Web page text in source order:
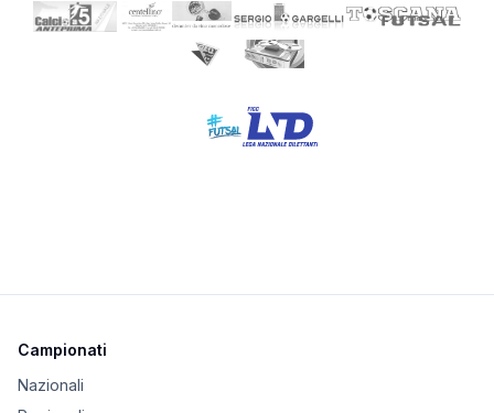
Campionati
Nazionali